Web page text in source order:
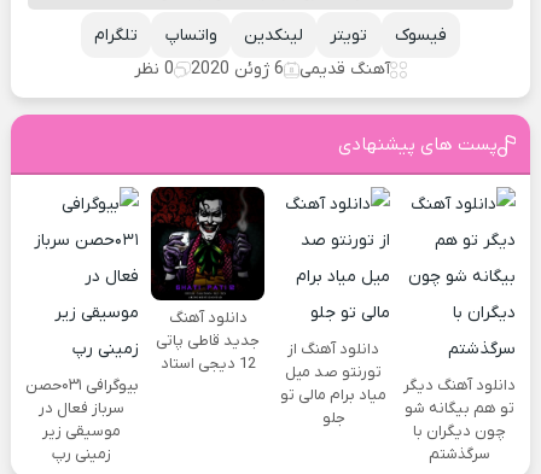
تلگرام واتساپ لینکدین تویتر
فیسوک
آهنگ قدیمی
6 ژوئن 2020 0 نظر
پست های پیشنهادی
دانلود آهنگ دیگر
تو هم بیگانه شو
چون دیگران با
سرگذشتم
دانلود آهنگ از
تورنتو صد میل
میاد برام مالی تو
جلو
دانلود آهنگ
جدید قاطی پاتی
12 دیجی استاد
بیوگرافی ۰۳۱حصن
سرباز فعال در
موسیقی زیر
زمینی رپ